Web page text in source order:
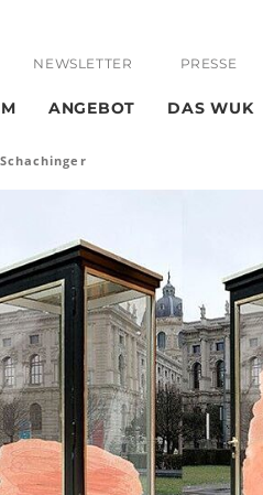
NEWSLETTER PRESSE
ANGEBOT DAS WUK